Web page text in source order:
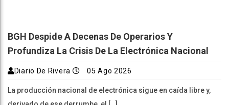
BGH Despide A Decenas De Operarios Y
Profundiza La Crisis De La Electrónica Nacional
Diario De Rivera 05 Ago 2026
La producción nacional de electrónica sigue en caída libre y,